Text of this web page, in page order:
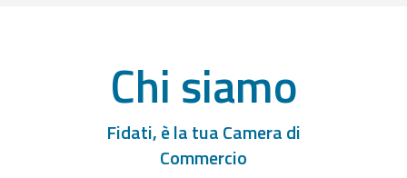
Chi siamo
Fidati, è la tua Camera di
Commercio